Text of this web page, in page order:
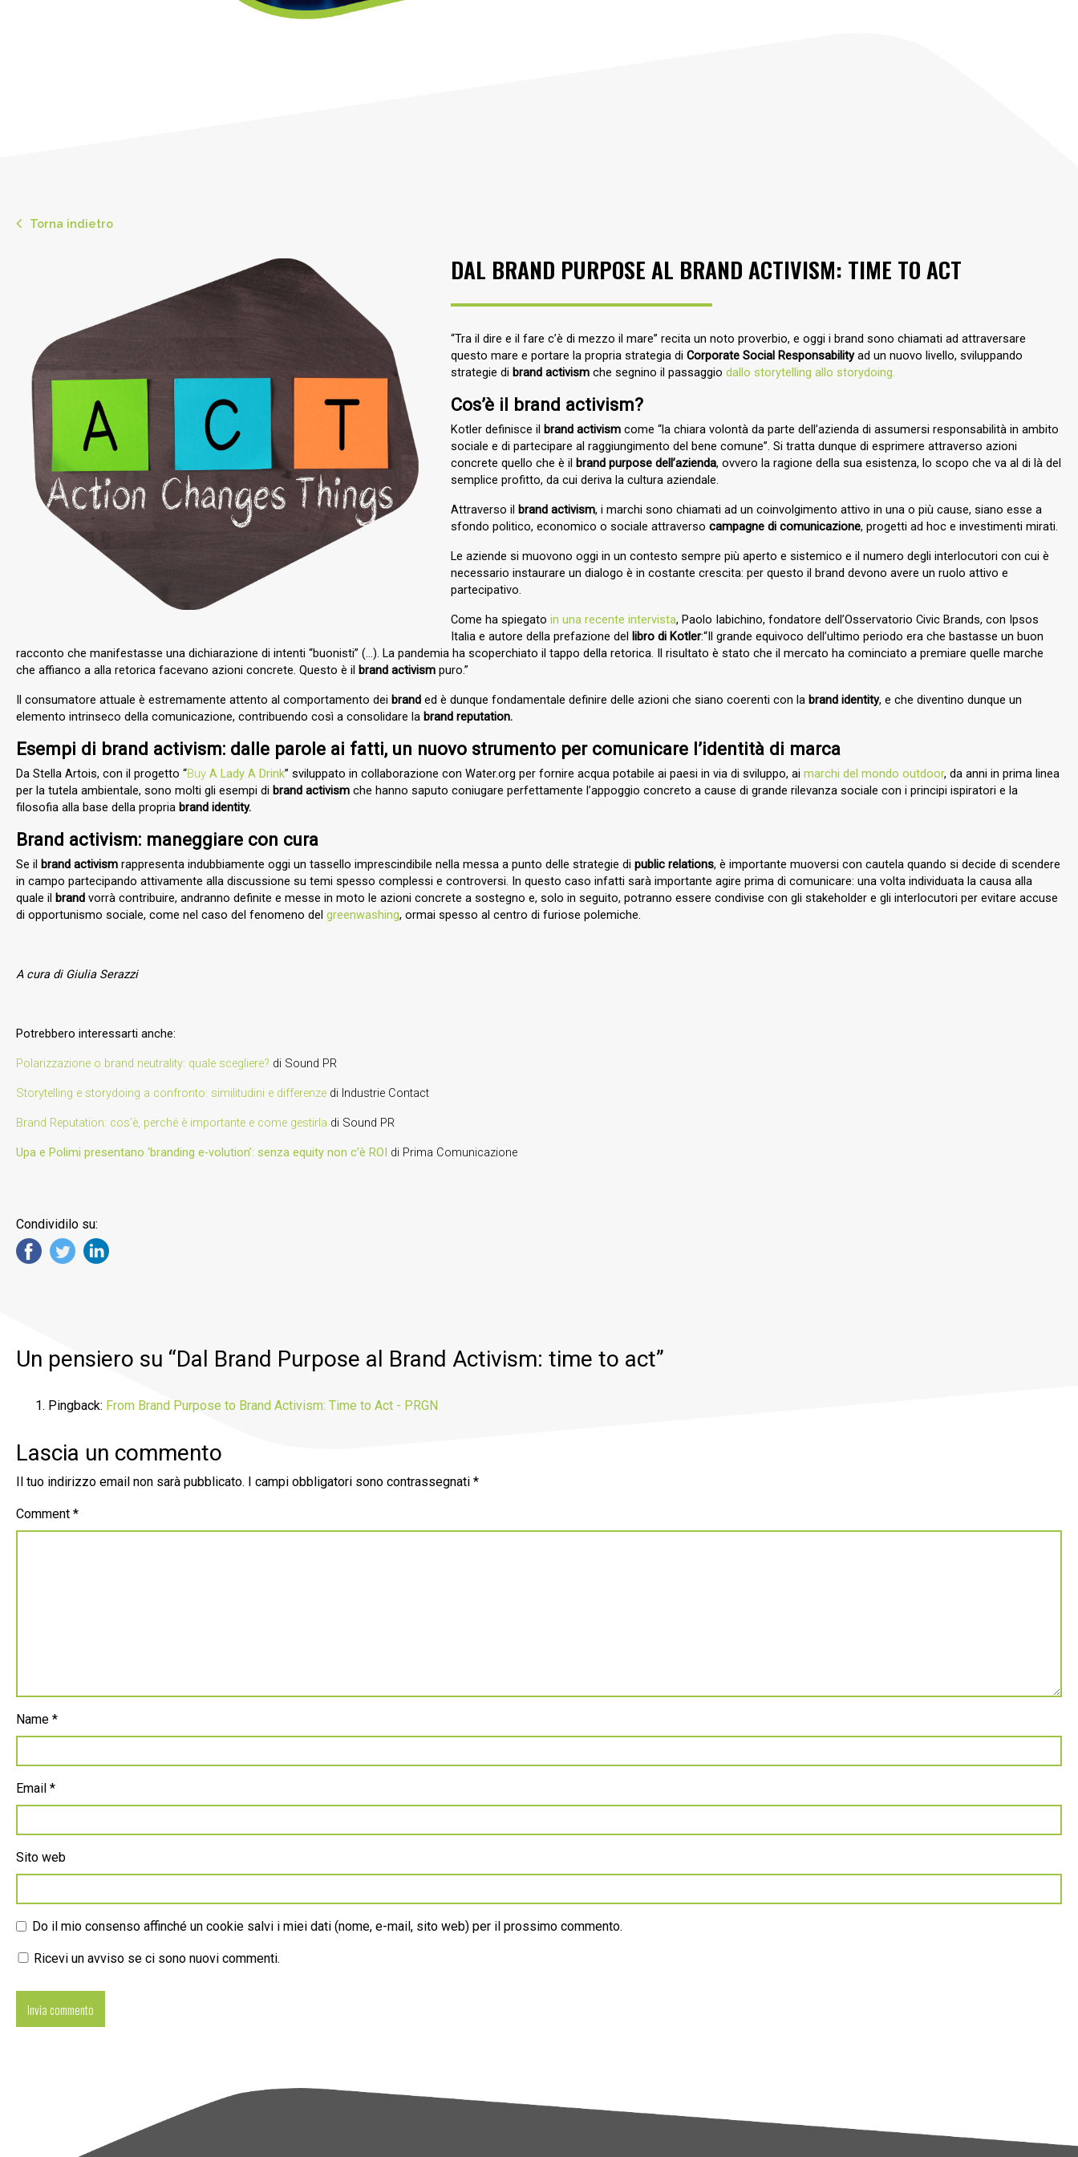
Torna indietro
DAL BRAND PURPOSE AL BRAND ACTIVISM: TIME TO ACT
“Tra il dire e il fare c’è di mezzo il mare” recita un noto proverbio, e oggi i brand sono chiamati ad attraversare
questo mare e portare la propria strategia di Corporate Social Responsabilityad un nuovo livello, sviluppando
strategie di brand activismche segnino il passaggio dallo storytelling allo storydoing.
Cos’è il brand activism?
Kotler definisce il brand activismcome “la chiara volontà da parte dell’azienda di assumersi responsabilità in ambito
sociale e di partecipare al raggiungimento del bene comune”. Si tratta dunque di esprimere attraverso azioni
concrete quello che è il brand purpose dell’azienda, ovvero la ragione della sua esistenza, lo scopo che va al di là del
semplice profitto, da cui deriva la cultura aziendale.
Attraverso il brand activism, i marchi sono chiamati ad un coinvolgimento attivo in una o più cause, siano esse a
sfondo politico, economico o sociale attraverso campagne di comunicazione, progetti ad hoc e investimenti mirati.
Le aziende si muovono oggi in un contesto sempre più aperto e sistemico e il numero degli interlocutori con cui è
necessario instaurare un dialogo è in costante crescita: per questo il brand devono avere un ruolo attivo e
partecipativo.
Come ha spiegato in una recente intervista, Paolo Iabichino, fondatore dell’Osservatorio Civic Brands, con Ipsos
Italia e autore della prefazione del
libro di Kotler:“Il grande equivoco dell’ultimo periodo era che bastasse un buon
racconto che manifestasse una dichiarazione di intenti “buonisti” (…). La pandemia ha scoperchiato il tappo della retorica. Il risultato è stato che il mercato ha cominciato a premiare quelle marche
che affianco a alla retorica facevano azioni concrete. Questo è il brand activism puro.”
Il consumatore attuale è estremamente attento al comportamento dei brand ed è dunque fondamentale definire delle azioni che siano coerenti con la brand identity, e che diventino dunque un
elemento intrinseco della comunicazione, contribuendo così a consolidare la brand reputation.
Esempi di brand activism: dalle parole ai fatti, un nuovo strumento per comunicare l’identità di marca
Da Stella Artois, con il progetto “Buy A Lady A Drink” sviluppato in collaborazione con Water.org per fornire acqua potabile ai paesi in via di sviluppo, ai marchi del mondo outdoor, da anni in prima linea
per la tutela ambientale, sono molti gli esempi di brand activism che hanno saputo coniugare perfettamente l’appoggio concreto a cause di grande rilevanza sociale con i principi ispiratori e la
filosofia alla base della propria brand identity.
Brand activism: maneggiare con cura
Se il brand activism rappresenta indubbiamente oggi un tassello imprescindibile nella messa a punto delle strategie di public relations, è importante muoversi con cautela quando si decide di scendere
in campo partecipando attivamente alla discussione su temi spesso complessi e controversi. In questo caso infatti sarà importante agire prima di comunicare: una volta individuata la causa alla
quale il brand vorrà contribuire, andranno definite e messe in moto le azioni concrete a sostegno e, solo in seguito, potranno essere condivise con gli stakeholder e gli interlocutori per evitare accuse
di opportunismo sociale, come nel caso del fenomeno del greenwashing, ormai spesso al centro di furiose polemiche.
A cura di Giulia Serazzi
Potrebbero interessarti anche:
Polarizzazione o brand neutrality: quale scegliere? di Sound PR
Storytelling e storydoing a confronto: similitudini e differenze di Industrie Contact
Brand Reputation: cos’è, perché è importante e come gestirla di Sound PR
Upa e Polimi presentano ‘branding e-volution’: senza equity non c’è ROI di Prima Comunicazione
Condividilo su:
Un pensiero su “Dal Brand Purpose al Brand Activism: time to act”
Pingback: From Brand Purpose to Brand Activism: Time to Act - PRGN
Lascia un commento
Il tuo indirizzo email non sarà pubblicato. I campi obbligatori sono contrassegnati *
Comment *
Name *
Email *
Sito web
Do il mio consenso affinché un cookie salvi i miei dati (nome, e-mail, sito web) per il prossimo commento.
Ricevi un avviso se ci sono nuovi commenti.